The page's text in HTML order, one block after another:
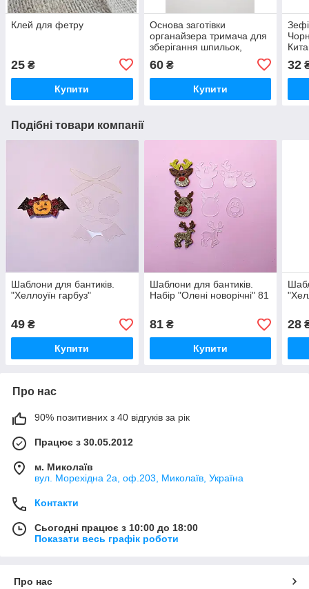
Клей для фетру
25 ₴
Купити
Основа заготівки
органайзера тримача для
зберігання шпильок,
гумок, обручів "Корона" 18
60₴
Купити
32
Подібні товари компанії
Шаблони для бантиків.
"Хеллоуїн гарбуз"
49 ₴
Купити
Шаблони для бантиків.
Набір "Олені новорічні" 81
81₴
Купити
28
Про нас
90% позитивних з 40 відгуків за рік
Працює з 30.05.2012
м. Миколаїв
вул. Морехідна 2а, оф.203, Миколаїв, Україна
Контакти
Сьогодні працює з 10:00 до 18:00
Показати весь графік роботи
Про нас